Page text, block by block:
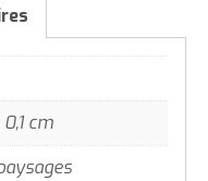
cm